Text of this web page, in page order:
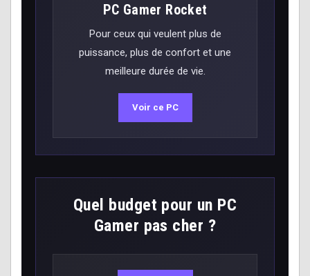
PC Gamer Rocket
Pour ceux qui veulent plus de
puissance, plus de confort et une
meilleure durée de vie.
Voir ce PC
Quel budget pour un PC
Gamer pas cher ?